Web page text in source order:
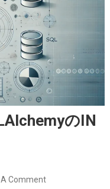
のIN
A CommentOn